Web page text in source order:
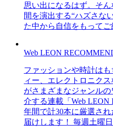
思い出になるはず。そ
間を演出する“ハズさな
た中から自信をもってご
Web LEON
ファッションや時計は
ィー、エレクトロニク
がさまざまなジャンル
介する連載「Web LEON
年間で計30本に厳選さ
届けします！ 毎週土曜日